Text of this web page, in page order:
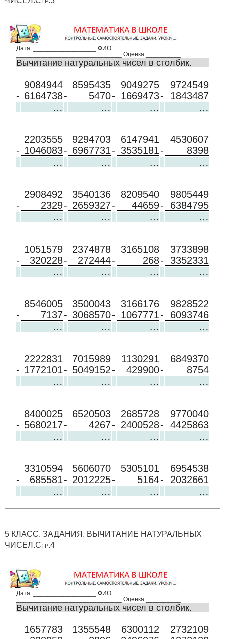
Дата: __________________ ФИО:
______________________________ Оценка:__________
Вычитание натуральных чисел в столбик.
9084944 8595435 9049275
9724549
- 6164738- 5470- 1669473-
1843487
…
… … …
2203555 9294703 6147941
4530607
- 1046083- 6967731- 3535181-
8398
…
… … …
2908492 3540136 8209540
9805449
-
2329- 2659327- 44659-
6384795
…
… … …
1051579 2374878 3165108
3733898
-
320228- 272444- 268-
3352331
…
… … …
8546005 3500043 3166176
9828522
-
7137- 3068570- 1067771-
6093746
…
… … …
2222831 7015989 1130291
6849370
- 1772101- 5049152- 429900-
8754
…
… … …
8400025 6520503 2685728
9770040
- 5680217- 4267- 2400528-
4425863
…
… … …
3310594 5606070 5305101
6954538
-
685581- 2012225- 5164-
2032661
…
… … …
5 КЛАСС. ЗАДАНИЯ. ВЫЧИТАНИЕ НАТУРАЛЬНЫХ
ЧИСЕЛ.Стр.4
Дата: __________________ ФИО:
______________________________ Оценка:__________
Вычитание натуральных чисел в столбик.
1657783 1355548 6300112
2732109